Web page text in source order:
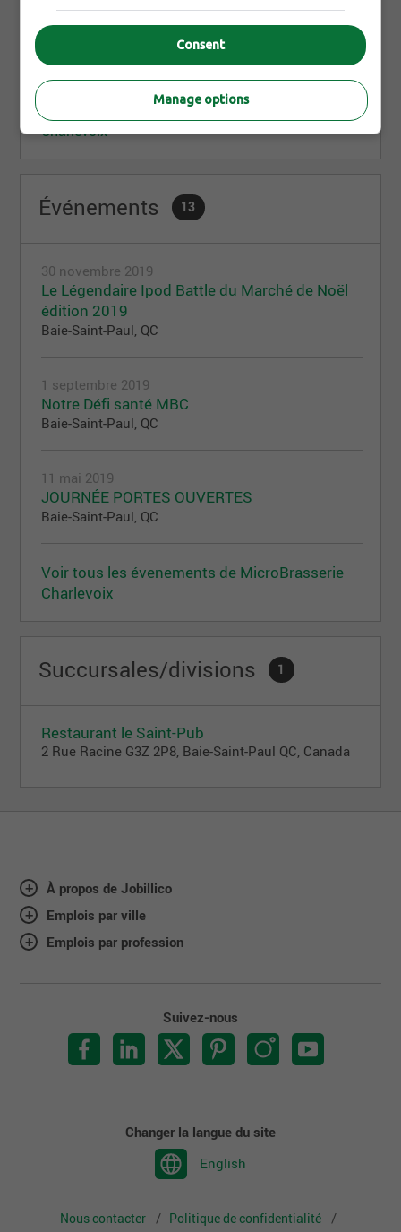
7 mai 2021
Travailler au Saint-Pub, c'est payant!!!
Voir toutes les nouvelles de MicroBrasserie
Charlevoix
Événements 13
30 novembre 2019
Le Légendaire Ipod Battle du Marché de Noël
édition 2019
Baie-Saint-Paul, QC
1 septembre 2019
Notre Défi santé MBC
Baie-Saint-Paul, QC
11 mai 2019
JOURNÉE PORTES OUVERTES
Baie-Saint-Paul, QC
Voir tous les évenements de MicroBrasserie
Charlevoix
Succursales/divisions 1
Restaurant le Saint-Pub
2 Rue Racine G3Z 2P8, Baie-Saint-Paul QC, Canada
À propos de Jobillico
Emplois par ville
Emplois par profession
Suivez-nous
Changer la langue du site
English
Nous contacter
Politique de confidentialité
Consent
Manage options